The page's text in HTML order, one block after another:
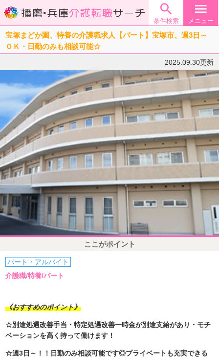

条件検索
menu
メニュー
宝塚まどか園、特養の介護職求人【パート】宝塚市、週3日～
ＯＫ・日勤のみも相談可能☆
2025.09.30更新
ここがポイント
パート・アルバイト
介護職/特養/パート
《おすすめのポイント》
☆別途処遇改善手当・特定処遇改善一時金が別途支給があり・モチ
ベーションを高く持って働けます！
☆週3日～！！日勤のみ相談可能です◎プライベートも充実できる